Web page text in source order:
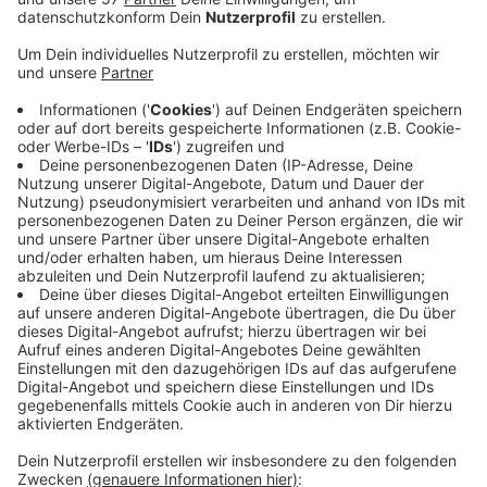
Schaut man auf den September des Vorjahres sind
es sogar 19,4 Prozent mehr arbeitslose Menschen
in unserer Stadt. Das macht eine aktuelle
Arbeitslosenquote von 9,4 Prozent. Rund 3.876
Menschen, die ihren Job verloren haben stehen
3.726 gegenüber, die einen neuen begonnen haben.
Im Vergleich zum Vorjahr sieht es bei den offenen
Stellen auch nicht gut aus, rund 8 Prozent weniger
offene Stellen sind der Agentur für Arbeit
gemeldet worden. Es gibt zudem mehr
Langzeitarbeitslose, auch die
Jugendarbeitslosigkeit ist gestiegen.
Üblicherweise sinken die Zahlen im September, da
die Urlaubszeit zu Ende ist und viele junge
Menschen eine Ausbildung beginnen.
Veröffentlicht: